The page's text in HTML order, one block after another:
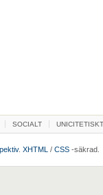
SOCIALT UNICITETISKT
. XHTML / CSS-säkrad.